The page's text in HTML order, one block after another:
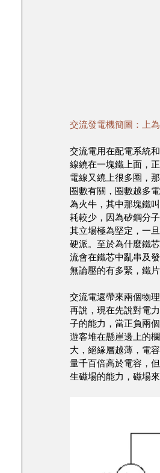
交流發電機簡圖：上
交流電用在配電系統
線繞在一塊鐵上面，
電線又繞上很多圈，
圈數有關，圈數越多
為火牛，其中那塊鐵
耗較少，因為矽鋼分
其立場極為堅定，一
硬派。至於為什麼鐵
流會在鐵芯中亂串及
無論壓的有多緊，鐵
交流電還帶來兩個物
再說，現在先說對電
子的能力，當正負兩
遊客堆在懸崖邊上的
大，絕緣層越薄，電
量千百倍高於電容，
生磁場的能力，磁場